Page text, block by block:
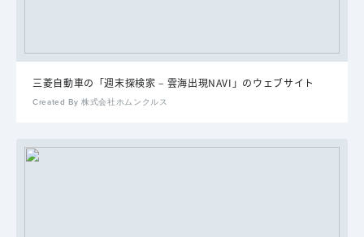
三菱自動車の「週末探検家 – 雲海出現NAVI」のウェブサイト
Created By 株式会社ホムンクルス